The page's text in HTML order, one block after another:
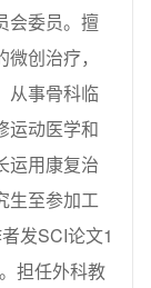
会委员。擅
创治疗，
从事骨科临
运动医学和
运用康复治
生至参加工
发SCI论文1
担任外科教